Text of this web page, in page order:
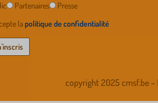
Partenaires
Presse
la politique de confidentialité
copyright 2025 cmsf.be –